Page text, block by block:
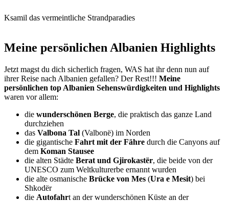
Ksamil das vermeintliche Strandparadies
Meine persönlichen Albanien Highlights
Jetzt magst du dich sicherlich fragen, WAS hat ihr denn nun auf
ihrer Reise nach Albanien gefallen? Der Rest!!! Meine
persönlichen top Albanien Sehenswürdigkeiten und Highlights
waren vor allem:
die wunderschönen Berge, die praktisch das ganze Land
durchziehen
das Valbona Tal (Valbonë) im Norden
die gigantische Fahrt mit der Fähre durch die Canyons auf
dem Koman Stausee
die alten Städte Berat und Gjirokastër, die beide von der
UNESCO zum Weltkulturerbe ernannt wurden
die alte osmanische Brücke von Mes (Ura e Mesit) bei
Shkodër
die Autofahrt an der wunderschönen Küste an der